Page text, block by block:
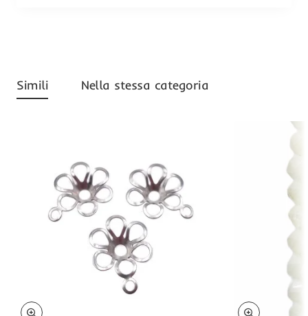
Simili Nella stessa categoria